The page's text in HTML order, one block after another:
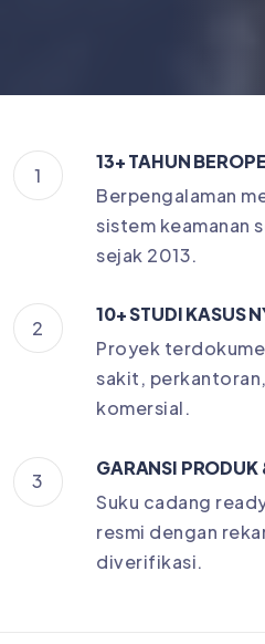
1
13+ TAHUN
Berpengalaman
sistem keamanan
sejak 2013.
2
10+ STUDI KASUS
Proyek
sakit,
komersial.
3
GARANSI PRODUK
Suku cadang
resmi dengan
diverifikasi.